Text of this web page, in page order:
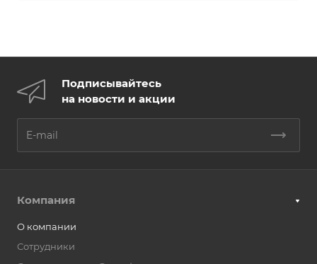
Подписывайтесь
на новости и акции
Компания
О компании
Сотрудники